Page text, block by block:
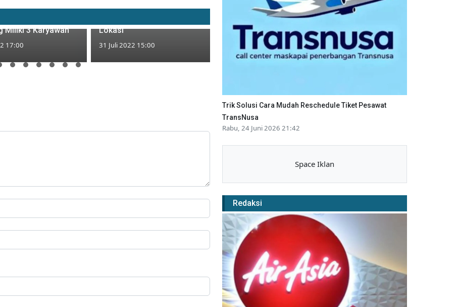
Miliki 3 Karyawan
17:00
Lokasi
31 Juli 2022 15:00
Trik Solusi Cara Mudah Reschedule Tiket Pesawat
TransNusa
Rabu, 24 Juni 2026 21:42
Space Iklan
Redaksi